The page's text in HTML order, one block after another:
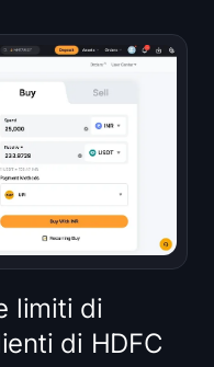
limiti di
di HDFC